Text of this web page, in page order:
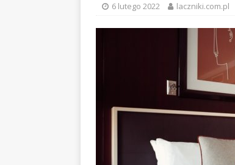
6 lutego 2022 laczniki.com.pl